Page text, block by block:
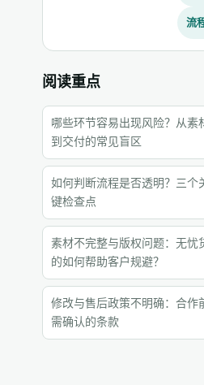
流
阅读重点
哪些环节容易出现风险？从素
到交付的常见盲区
如何判断流程是否透明？三个
键检查点
素材不完整与版权问题：无忧
的如何帮助客户规避？
修改与售后政策不明确：合作
需确认的条款